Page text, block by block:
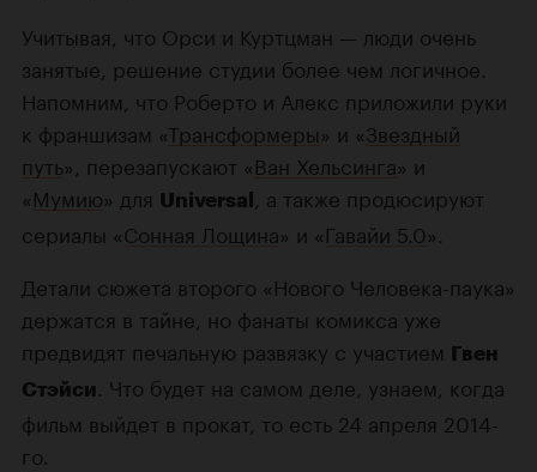
Учитывая, что Орси и Куртцман — люди очень
занятые, решение студии более чем логичное.
Напомним, что Роберто и Алекс приложили руки
к франшизам «Трансформеры» и «Звездный
путь», перезапускают «Ван Хельсинга» и
«Мумию» для Universal
, а также продюсируют
сериалы «Сонная Лощина» и «Гавайи 5.0».
Детали сюжета второго «Нового Человека-паука»
держатся в тайне, но фанаты комикса уже
предвидят печальную развязку с участием Гвен
Стэйси . Что будет на самом деле, узнаем, когда
фильм выйдет в прокат, то есть 24 апреля 2014-
го.